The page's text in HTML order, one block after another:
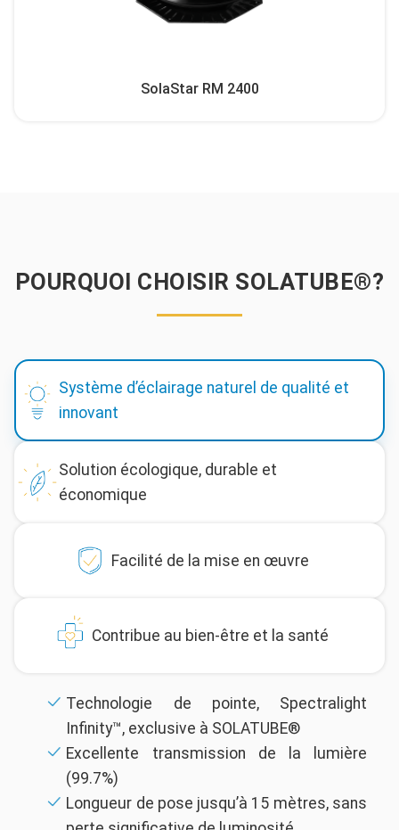
SolaStar RM 2400
POURQUOI CHOISIR SOLATUBE®?
Système d’éclairage naturel de qualité et
innovant
Solution écologique, durable et
économique
Facilité de la mise en œuvre
Contribue au bien-être et la santé
Technologie de pointe, Spectralight
Infinity™, exclusive à SOLATUBE®
Excellente transmission de la lumière
(99.7%)
Longueur de pose jusqu’à 15 mètres, sans
Parmi les 500 premières entreprises
ayant obtenu le label de durabilité SOLAR
IMPULSE
Économisez de l'énergie tout en jouissant
d’éclairage naturelle de qualité
Aucune mise à l’enquête ou mise à
l’enquête restreinte dans certaines
communes
Un SOLATUBE® s’installe en moins d’un
jour
Filtre des effets négatifs (UVs, chaleur,
bruit, élimine éblouissement et reflets
etc.)
Contribue à améliorer le bien-être et les
capacités de concentration